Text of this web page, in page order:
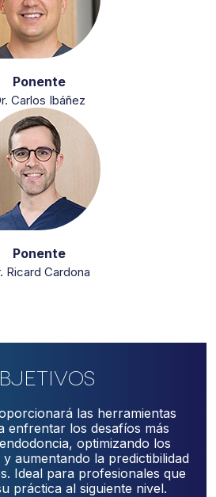
Ponente
Carlos Ibáñez
Ponente
Ricard Cardona
las herramientas
enfrentar los desafíos más
optimizando los
aumentando la predictibilidad
Ideal para profesionales que
práctica al siguiente nivel.